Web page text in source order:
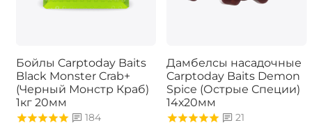
Бойлы Carptoday Baits
Black Monster Crab+
(Черный Монстр Краб)
1кг 20мм
184
Дамбелсы насадочные
Carptoday Baits Demon
Spice (Острые Специи)
14х20мм
21